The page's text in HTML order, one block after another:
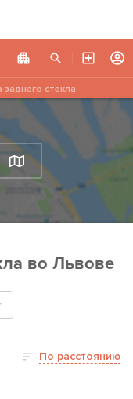
заднего стекла
во Львове
По расстоянию